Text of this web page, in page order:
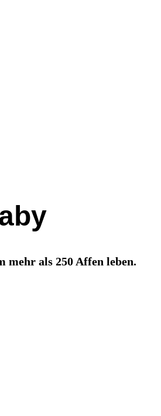
mehr als 250 Affen leben.